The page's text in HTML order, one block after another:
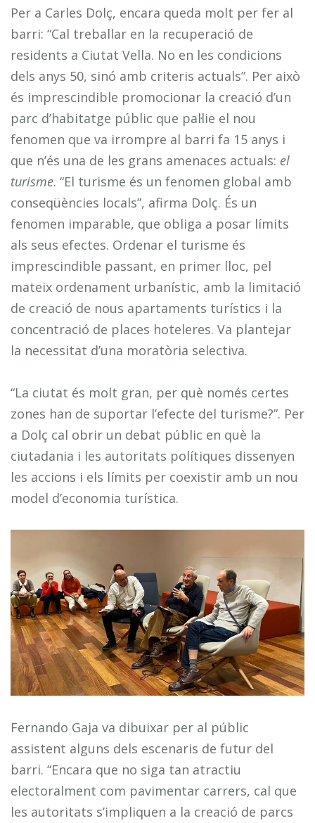
Per a Carles Dolç, encara queda molt per fer al
barri: “Cal treballar en la recuperació de
residents a Ciutat Vella. No en les condicions
dels anys 50, sinó amb criteris actuals”. Per això
és imprescindible promocionar la creació d’un
parc d’habitatge públic que pal·lie el nou
fenomen que va irrompre al barri fa 15 anys i
que n’és una de les grans amenaces actuals: el
turisme. “El turisme és un fenomen global amb
conseqüències locals”, afirma Dolç. És un
fenomen imparable, que obliga a posar límits
als seus efectes. Ordenar el turisme és
imprescindible passant, en primer lloc, pel
mateix ordenament urbanístic, amb la limitació
de creació de nous apartaments turístics i la
concentració de places hoteleres. Va plantejar
la necessitat d’una moratòria selectiva.
“La ciutat és molt gran, per què només certes
zones han de suportar l’efecte del turisme?”. Per
a Dolç cal obrir un debat públic en què la
ciutadania i les autoritats polítiques dissenyen
les accions i els límits per coexistir amb un nou
model d’economia turística.
Fernando Gaja va dibuixar per al públic
assistent alguns dels escenaris de futur del
barri. “Encara que no siga tan atractiu
electoralment com pavimentar carrers, cal que
les autoritats s’impliquen a la creació de parcs